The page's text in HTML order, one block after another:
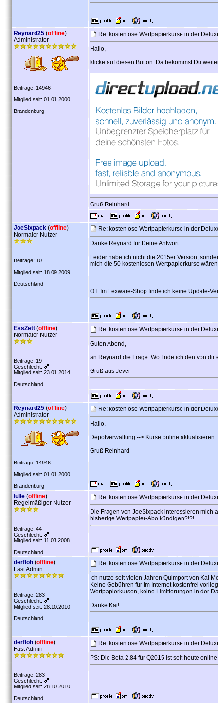
Reynard25 (offline)
Administrator
Beiträge: 14946
Mitglied seit: 01.01.2000
Brandenburg
Re: kostenlose Wertpapierkurse in der
Hallo,
klicke auf diesen Button. Da bekommst Du
Gruß Reinhard
JoeSixpack (offline)
Normaler Nutzer
Beiträge: 10
Mitglied seit: 18.09.2009
Deutschland
Re: kostenlose Wertpapierkurse in der
Danke Reynard für Deine Antwort.
Leider habe ich nicht die 2015er Version,
mich die 50 kostenlosen Wertpapierkurse
OT: Im Lexware-Shop finde ich keine Update-
EssZett (offline)
Normaler Nutzer
Beiträge: 19
Geschlecht:
Mitglied seit: 23.01.2014
Deutschland
Re: kostenlose Wertpapierkurse in der
Guten Abend,
an Reynard die Frage: Wo finde ich den von
Gruß aus Jever
Reynard25 (offline)
Administrator
Beiträge: 14946
Mitglied seit: 01.01.2000
Brandenburg
Re: kostenlose Wertpapierkurse in der
Hallo,
Depotverwaltung --> Kurse online aktualisieren.
Gruß Reinhard
lulle (offline)
Regelmäßiger Nutzer
Beiträge: 44
Geschlecht:
Mitglied seit: 11.03.2008
Deutschland
Re: kostenlose Wertpapierkurse in der
Die Fragen von JoeSixpack interessieren mich
bisherige Wertpapier-Abo kündigen?!?!
derfloh (offline)
Fast Admin
Beiträge: 283
Geschlecht:
Mitglied seit: 28.10.2010
Deutschland
Re: kostenlose Wertpapierkurse in der
Ich nutze seit vielen Jahren Quimport von Kai
Keine Gebühren für im Internet kostenfrei
Wertpapierkursen, keine Limitierungen in der
Danke Kai!
derfloh (offline)
Fast Admin
Beiträge: 283
Geschlecht:
Mitglied seit: 28.10.2010
Deutschland
Re: kostenlose Wertpapierkurse in der
PS: Die Beta 2.84 für Q2015 ist seit heute